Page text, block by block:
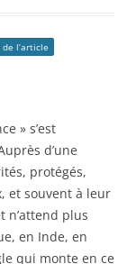
l’article
» s’est
d’une
protégés,
et souvent à leur
n’attend plus
en Inde, en
qui monte en ce